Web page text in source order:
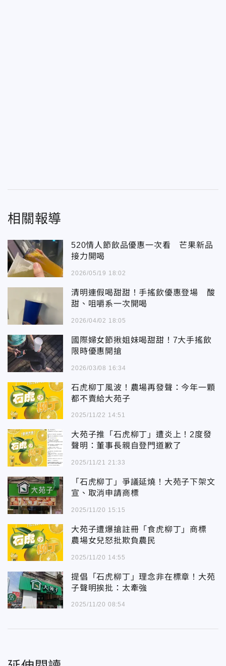
相關報導
520情人節飲品優惠一次看 芒果新品
接力開喝
2026/05/19 18:02
清明連假喝甜甜！手搖飲優惠登場 酸
甜、咀嚼系一次開喝
2026/04/02 18:05
國際婦女節揪姐妹喝甜甜！7大手搖飲
限時優惠開搶
2026/03/08 16:34
石虎柳丁風波！農場再發聲：今年一顆
都不賣給大苑子
2025/11/22 14:51
大苑子推「石虎柳丁」遭炎上！2度發
聲明：董事長親自登門道歉了
2025/11/21 21:33
「石虎柳丁」爭議延燒！大苑子下架文
宣、取消申請商標
2025/11/20 15:15
大苑子遭爆搶註冊「食虎柳丁」商標
農場女兒怒批欺負農民
2025/11/20 14:55
提倡「石虎柳丁」理念非在標章！大苑
子聲明挨批：太牽強
2025/11/20 08:54